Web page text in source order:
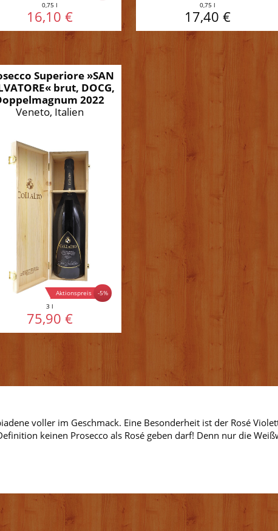
0,75 l
16,10 €
0,75 l
17,40 €
Superiore »SAN
brut, DOCG,
2022
Veneto, Italien
-5%
Aktionspreis
3 l
75,90 €
voller im Geschmack. Eine Besonderheit ist der Rosé
keinen Prosecco als Rosé geben darf! Denn nur die